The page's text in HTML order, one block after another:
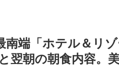
南端「ホテル＆リ
翌朝の朝食内容。